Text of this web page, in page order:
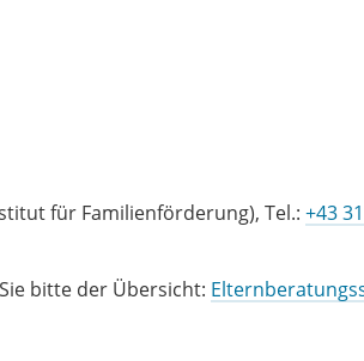
für Familienförderung), Tel.: +43
bitte der Übersicht: